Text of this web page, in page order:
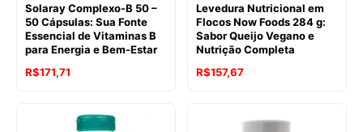
Solaray Complexo-B 50 –
50 Cápsulas: Sua Fonte
Essencial de Vitaminas B
para Energia e Bem-Estar
R$171,71
Levedura Nutricional em
Flocos Now Foods 284 g:
Sabor Queijo Vegano e
Nutrição Completa
R$157,67